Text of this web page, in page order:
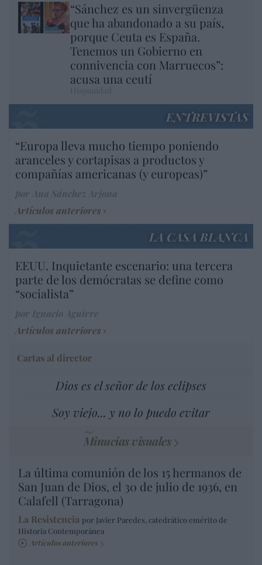
“Sánchez es un sinvergüenza
que ha abandonado a su país,
porque Ceuta es España.
Tenemos un Gobierno en
connivencia con Marruecos”:
acusa una ceutí
ENTREVISTAS
“Europa lleva mucho tiempo poniendo
aranceles y cortapisas a productos y
compañías americanas (y europeas)”
Artículos anteriores
LA CASA BLANCA
EEUU. Inquietante escenario: una tercera
parte de los demócratas se define como
“socialista”
Artículos anteriores
Cartas al director
Dios es el señor de los eclipses
Soy viejo... y no lo puedo evitar
Minucias visuales
La última comunión de los 15 hermanos de
San Juan de Dios, el 30 de julio de 1936, en
Calafell (Tarragona)
La Resistencia por Javier Paredes, catedrático emérito de
Historia Contemporánea
Artículos anteriores